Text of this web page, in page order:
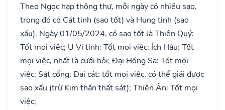
Theo Ngọc hạp thông thư, mỗi ngày có nhiều sao,
trong đó có Cát tinh (sao tốt) và Hung tinh (sao
xấu). Ngày 01/05/2024, có sao tốt là Thiên Quý:
Tốt mọi việc; U Vi tinh: Tốt mọi việc; Ích Hậu: Tốt
mọi việc, nhất là cưới hỏi; Đại Hồng Sa: Tốt mọi
việc; Sát cống: Đại cát: tốt mọi việc, có thể giải được
sao xấu (trừ Kim thần thất sát); Thiên Ân: Tốt mọi
việc;